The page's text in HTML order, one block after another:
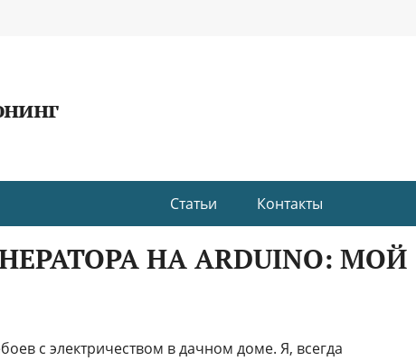
Статьи Контакты
НА ARDUINO: МОЙ
с электричеством в дачном доме. Я, всегда